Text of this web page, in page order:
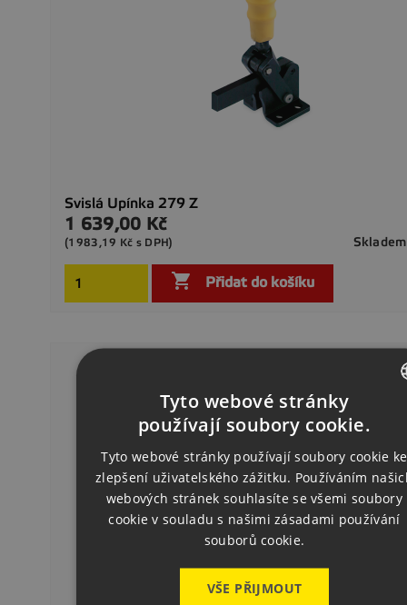
Svislá Upínka 279 Z
Cena
1 639,00 Kč
Skladem
(1983,19 Kč s DPH)
 Přidat do košíku
ENGLISH
GERMAN
Tyto webové stránky
používají soubory cookie.
Tyto webové stránky používají soubory cookie ke
zlepšení uživatelského zážitku. Používáním
webových stránek souhlasíte se všemi soubory
cookie v souladu s našimi zásadami používání
souborů cookie.
VŠE PŘIJMOUT